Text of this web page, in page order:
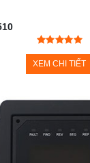
XEM CHI TIẾT